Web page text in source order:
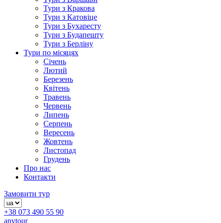
Тури з Кракова
Тури з Катовіце
Тури з Бухаресту
Тури з Будапешту
Тури з Берліну
Тури по місяцях
Січень
Лютий
Березень
Квітень
Травень
Червень
Липень
Серпень
Вересень
Жовтень
Листопад
Грудень
Про нас
Контакти
Замовити тур
+38 073 490 55 90
anytour